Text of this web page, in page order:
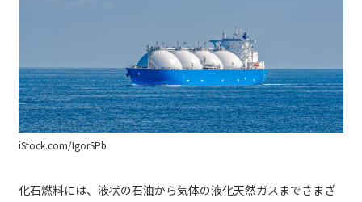
iStock.com/IgorSPb
化石燃料には、液状の石油から気体の液化天然ガスまでさまざ